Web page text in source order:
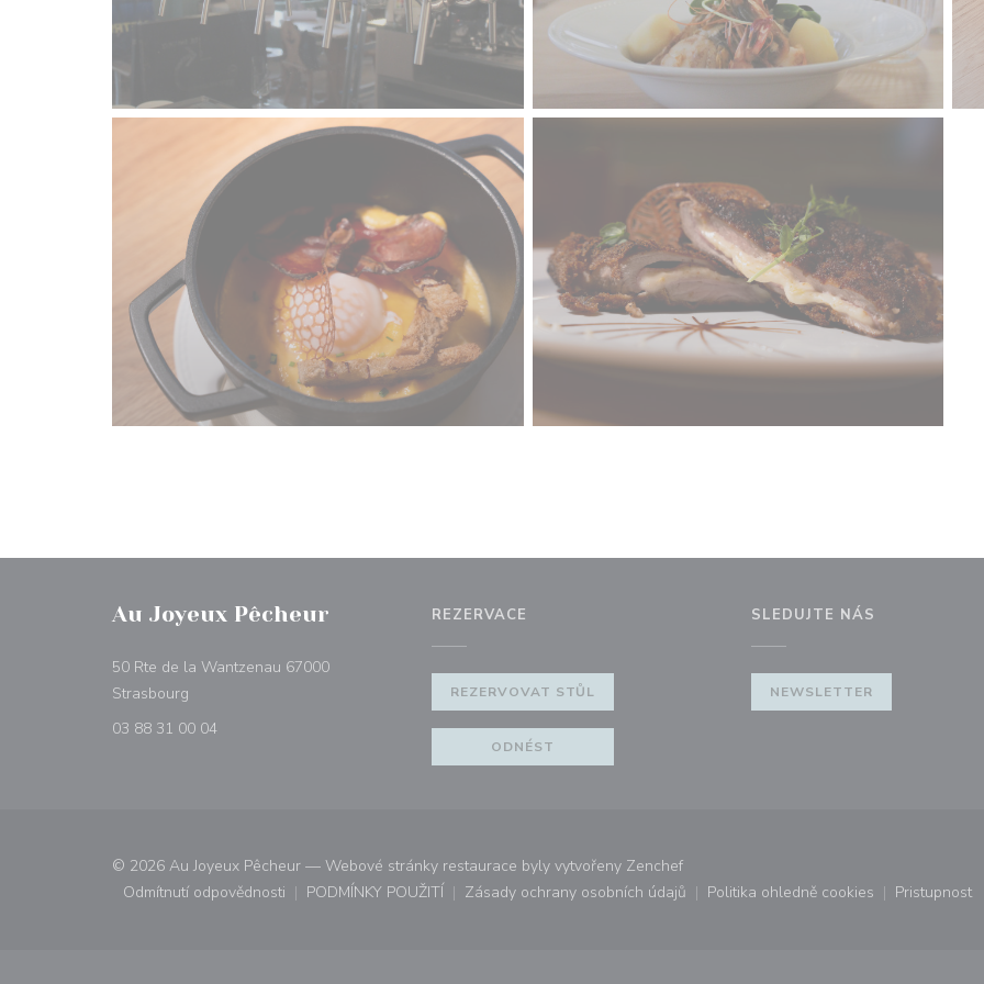
Au Joyeux Pêcheur
50 Rte de la Wantzenau 67000
Strasbourg
03 88 31 00 04
REZERVACE
REZERVOVAT STŮL
ODNÉST
SLEDUJTE NÁS
NEWSLETTER
© 2026 Au Joyeux Pêcheur — Webové stránky restaurace byly vytvořeny Zenchef((otevře se v novém okně))
Odmítnutí odpovědnosti
((otevře se v novém okně))
PODMÍNKY POUŽITÍ
((otevře se v novém okně))
Zásady ochrany osobních údajů
((otevře se v novém okně))
Politika ohledně cookies
((otevře se v novém okně))
Pristupnost